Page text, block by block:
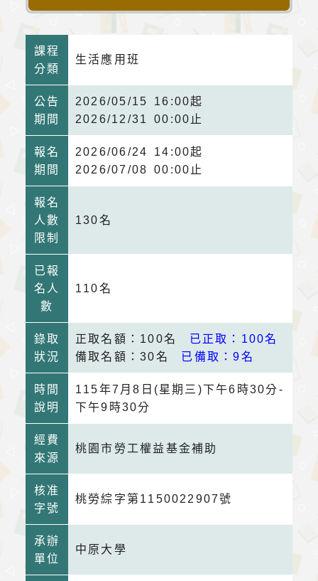
課程
分類
生活應用班
公告
期間
2026/05/15 16:00起
2026/12/31 00:00止
報名
期間
2026/06/24 14:00起
2026/07/08 00:00止
報名
人數
限制
130名
已報
名人
數
110名
錄取
狀況
正取名額：100名 已正取：100名
備取名額：30名 已備取：9名
時間
說明
115年7月8日(星期三)下午6時30分-
下午9時30分
經費
來源
桃園市勞工權益基金補助
核准
字號
桃勞綜字第1150022907號
承辦
單位
中原大學